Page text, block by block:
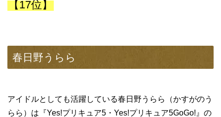
【17位】
春日野うらら
アイドルとしても活躍している春日野うらら（かすがのう
らら）は『Yes!プリキュア5・Yes!プリキュア5GoGo!』の